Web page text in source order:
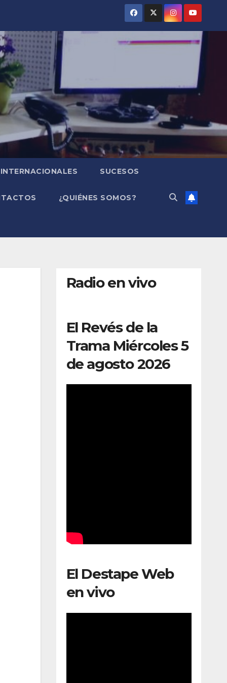
INTERNACIONALES SUCESOS
¿QUIÉNES SOMOS?
Radio en vivo
El Revés de la
Trama Miércoles 5
de agosto 2026
El Destape Web
en vivo